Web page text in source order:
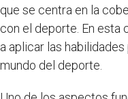
que se centra en la
con el deporte. En esta
a aplicar las
mundo del deporte.